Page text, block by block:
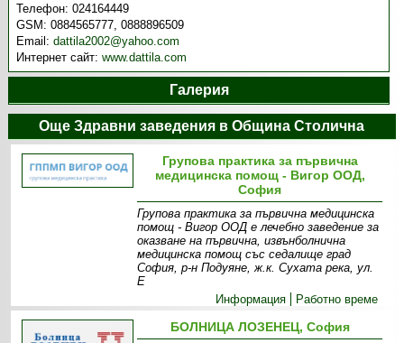
Телефон:024164449
GSM:0884565777, 0888896509
Email:dattila2002@yahoo.com
Интернет сайт:www.dattila.com
Галерия
Още Здравни заведения в Община Столична
Групова практика за първична
медицинска помощ - Вигор ООД,
София
Групова практика за първична медицинска
помощ - Вигор ООД е лечебно заведение за
оказване на първична, извънболнична
медицинска помощ със седалище град
София, р-н Подуяне, ж.к. Сухата река, ул.
Е
Информация
Работно време
БОЛНИЦА ЛОЗЕНЕЦ, София